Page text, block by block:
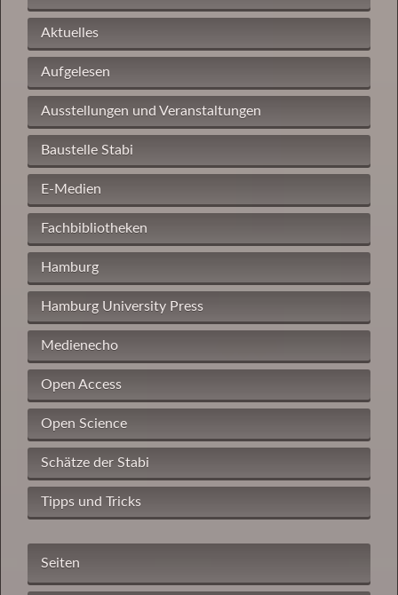
Aktuelles
Aufgelesen
Ausstellungen und Veranstaltungen
Baustelle Stabi
E-Medien
Fachbibliotheken
Hamburg
Hamburg University Press
Medienecho
Open Access
Open Science
Schätze der Stabi
Tipps und Tricks
Seiten